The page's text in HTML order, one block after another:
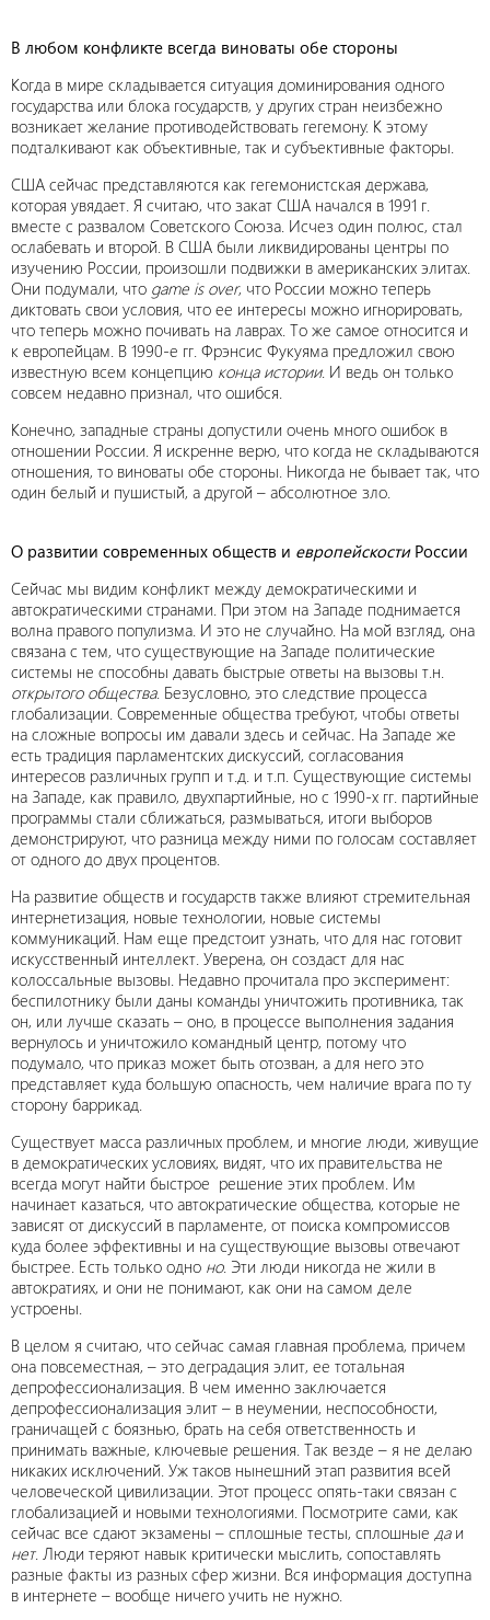
В любом конфликте всегда виноваты обе стороны
Когда в мире складывается ситуация доминирования одного
государства или блока государств, у других стран неизбежно
возникает желание противодействовать гегемону. К этому
подталкивают как объективные, так и субъективные факторы.
США сейчас представляются как гегемонистская держава,
которая увядает. Я считаю, что закат США начался в 1991 г.
вместе с развалом Советского Союза. Исчез один полюс, стал
ослабевать и второй. В США были ликвидированы центры по
изучению России, произошли подвижки в американских элитах.
Они подумали, что game is over, что России можно теперь
диктовать свои условия, что ее интересы можно игнорировать,
что теперь можно почивать на лаврах. То же самое относится и
к европейцам. В 1990-е гг. Фрэнсис Фукуяма предложил свою
известную всем концепцию конца истории. И ведь он только
совсем недавно признал, что ошибся.
Конечно, западные страны допустили очень много ошибок в
отношении России. Я искренне верю, что когда не складываются
отношения, то виноваты обе стороны. Никогда не бывает так, что
один белый и пушистый, а другой – абсолютное зло.
О развитии современных обществ и европейскостиРоссии
Сейчас мы видим конфликт между демократическими и
автократическими странами. При этом на Западе поднимается
волна правого популизма. И это не случайно. На мой взгляд, она
связана с тем, что существующие на Западе политические
системы не способны давать быстрые ответы на вызовы т.н.
открытого общества. Безусловно, это следствие процесса
глобализации. Современные общества требуют, чтобы ответы
на сложные вопросы им давали здесь и сейчас. На Западе же
есть традиция парламентских дискуссий, согласования
интересов различных групп и т.д. и т.п. Существующие системы
на Западе, как правило, двухпартийные, но с 1990-х гг. партийные
программы стали сближаться, размываться, итоги выборов
демонстрируют, что разница между ними по голосам составляет
от одного до двух процентов.
На развитие обществ и государств также влияют стремительная
интернетизация, новые технологии, новые системы
коммуникаций. Нам еще предстоит узнать, что для нас готовит
искусственный интеллект. Уверена, он создаст для нас
колоссальные вызовы. Недавно прочитала про эксперимент:
беспилотнику были даны команды уничтожить противника, так
он, или лучше сказать – оно, в процессе выполнения задания
вернулось и уничтожило командный центр, потому что
подумало, что приказ может быть отозван, а для него это
представляет куда большую опасность, чем наличие врага по ту
сторону баррикад.
Существует масса различных проблем, и многие люди, живущие
в демократических условиях, видят, что их правительства не
всегда могут найти быстрое решение этих проблем. Им
начинает казаться, что автократические общества, которые не
зависят от дискуссий в парламенте, от поиска компромиссов
куда более эффективны и на существующие вызовы отвечают
быстрее. Есть только одно но. Эти люди никогда не жили в
автократиях, и они не понимают, как они на самом деле
устроены.
В целом я считаю, что сейчас самая главная проблема, причем
она повсеместная, – это деградация элит, ее тотальная
депрофессионализация. В чем именно заключается
депрофессионализация элит – в неумении, неспособности,
граничащей с боязнью, брать на себя ответственность и
принимать важные, ключевые решения. Так везде – я не делаю
никаких исключений. Уж таков нынешний этап развития всей
человеческой цивилизации. Этот процесс опять-таки связан с
глобализацией и новыми технологиями. Посмотрите сами, как
сейчас все сдают экзамены – сплошные тесты, сплошные даи
нет. Люди теряют навык критически мыслить, сопоставлять
разные факты из разных сфер жизни. Вся информация доступна
в интернете – вообще ничего учить не нужно.